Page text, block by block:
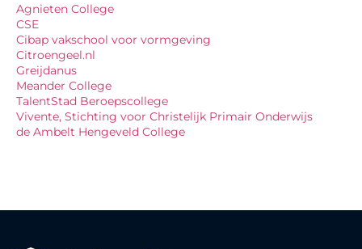
Agnieten College
CSE
Cibap vakschool voor vormgeving
Citroengeel.nl
Greijdanus
Meander College
TalentStad Beroepscollege
Vivente, Stichting voor Christelijk Primair Onderwijs
de Ambelt Hengeveld College